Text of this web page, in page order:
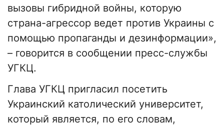
вызовы гибридной войны, которую
страна-агрессор ведет против Украины с
помощью пропаганды и дезинформации»,
– говорится в сообщении пресс-службы
УГКЦ.
Глава УГКЦ пригласил посетить
Украинский католический университет,
который является, по его словам,